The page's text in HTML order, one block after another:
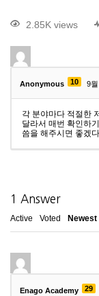
2.85K views
Anonymous 10 9
각 분야마다 적절한
달라서 매번 확인하
씀을 해주시면 좋겠다
1 Answer
Active Voted Newest
Enago Academy 29